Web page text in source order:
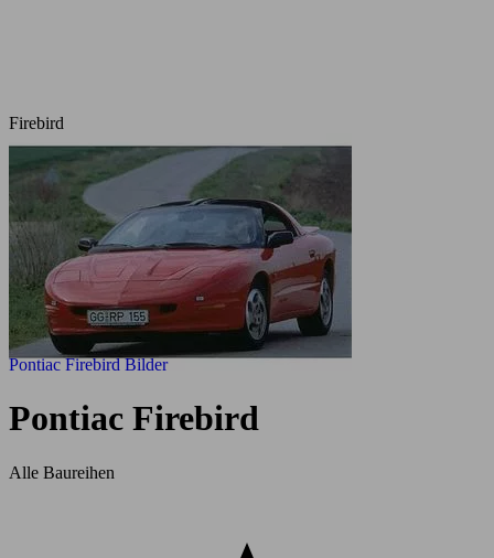
Firebird
Pontiac Firebird Bilder
Pontiac Firebird
Alle Baureihen